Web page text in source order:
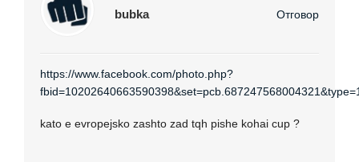
bubka Отговор
https://www.facebook.com/photo.php?
kato e evropejsko zashto zad tqh pishe kohai cup ?